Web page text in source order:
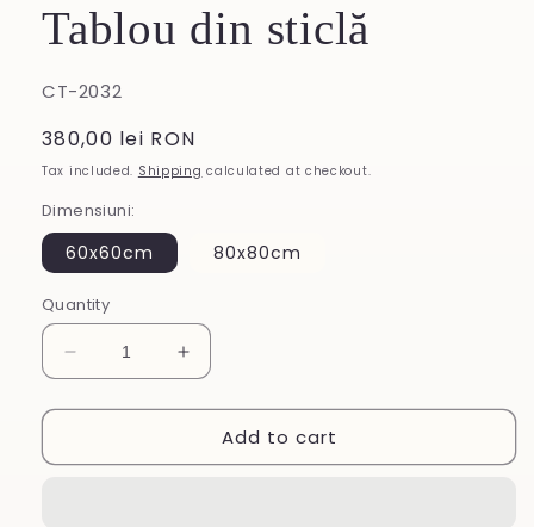
Tablou din sticlă
SKU:
CT-2032
Regular
price
380,00 lei RON
Tax included. Shipping calculated at checkout.
Dimensiuni:
60x60cm 80x80cm
Quantity
Decrease
quantity
for
din
Increase
quantity
for
Tablou
din
Add to cart